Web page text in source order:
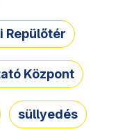
Repülőtér
Központ
süllyedés